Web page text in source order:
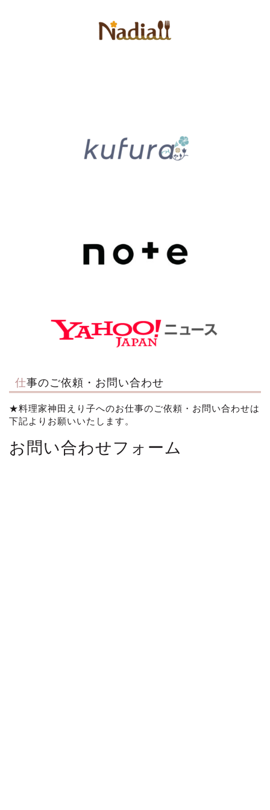
仕事のご依頼・お問い合わせ
★料理家神田えり子へのお仕事のご依頼・お問い合わせは
下記よりお願いいたします。
お問い合わせフォーム